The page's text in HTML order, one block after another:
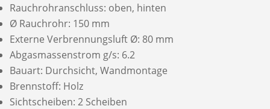
Rauchrohranschluss: oben, hinten
Ø Rauchrohr: 150 mm
Externe Verbrennungsluft Ø: 80 mm
Abgasmassenstrom g/s: 6.2
Bauart: Durchsicht, Wandmontage
Brennstoff: Holz
Sichtscheiben: 2 Scheiben